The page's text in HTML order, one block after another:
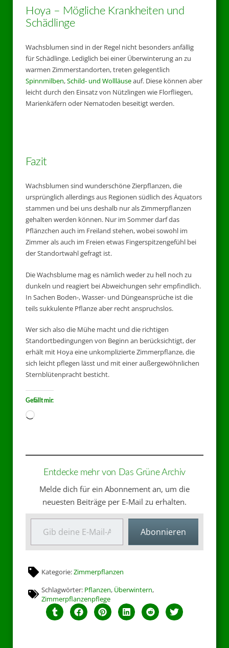
Hoya – Mögliche Krankheiten und
Schädlinge
Wachsblumen sind in der Regel nicht besonders anfällig
für Schädlinge. Lediglich bei einer Überwinterung an zu
warmen Zimmerstandorten, treten gelegentlich
Spinnmilben,Schild- und Wollläuseauf. Diese können aber
leicht durch den Einsatz von Nützlingen wie Florfliegen,
Marienkäfern oder Nematoden beseitigt werden.
Fazit
Wachsblumen sind wunderschöne Zierpflanzen, die
ursprünglich allerdings aus Regionen südlich des Äquators
stammen und bei uns deshalb nur als Zimmerpflanzen
gehalten werden können. Nur im Sommer darf das
Pflänzchen auch im Freiland stehen, wobei sowohl im
Zimmer als auch im Freien etwas Fingerspitzengefühl bei
der Standortwahl gefragt ist.
Die Wachsblume mag es nämlich weder zu hell noch zu
dunkeln und reagiert bei Abweichungen sehr empfindlich.
In Sachen Boden-, Wasser- und Düngeansprüche ist die
teils sukkulente Pflanze aber recht anspruchslos.
Wer sich also die Mühe macht und die richtigen
Standortbedingungen von Beginn an berücksichtigt, der
erhält mit Hoya eine unkomplizierte Zimmerpflanze, die
sich leicht pflegen lässt und mit einer außergewöhnlichen
Sternblütenpracht besticht.
Gefällt mir:
Entdecke mehr von Das Grüne Archiv
Melde dich für ein Abonnement an, um die
neuesten Beiträge per E-Mail zu erhalten.
Abonnieren
Kategorie:Zimmerpflanzen
Schlagwörter: Pflanzen, Überwintern,
Zimmerpflanzenpflege